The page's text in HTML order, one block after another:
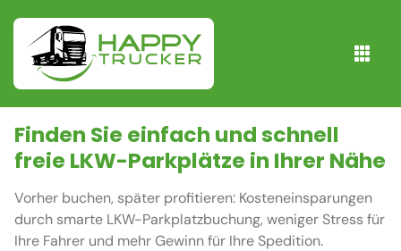
Finden Sie einfach und schnell
freie LKW-Parkplätze in Ihrer Nähe
Vorher buchen, später profitieren: Kosteneinsparungen
durch smarte LKW-Parkplatzbuchung, weniger Stress für
Ihre Fahrer und mehr Gewinn für Ihre Spedition.